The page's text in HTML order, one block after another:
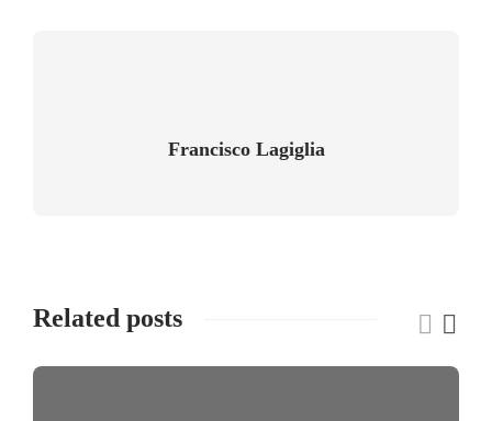
Francisco Lagiglia
Related posts